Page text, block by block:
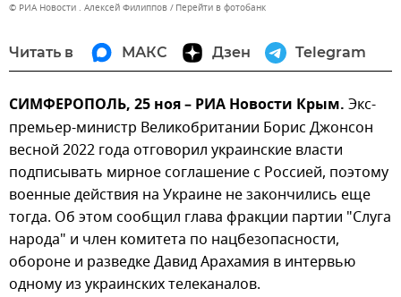
© РИА Новости . Алексей Филиппов Перейти в фотобанк
Читать в МАКС Дзен Telegram
СИМФЕРОПОЛЬ, 25 ноя – РИА Новости Крым. Экс-
премьер-министр Великобритании Борис Джонсон
весной 2022 года отговорил украинские власти
подписывать мирное соглашение с Россией, поэтому
военные действия на Украине не закончились еще
тогда. Об этом сообщил глава фракции партии "Слуга
народа" и член комитета по нацбезопасности,
обороне и разведке Давид Арахамия в интервью
одному из украинских телеканалов.